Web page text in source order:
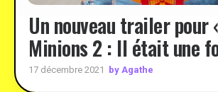
Un nouveau trailer pour
Minions 2 : Il était une
17 décembre 2021 by Agathe